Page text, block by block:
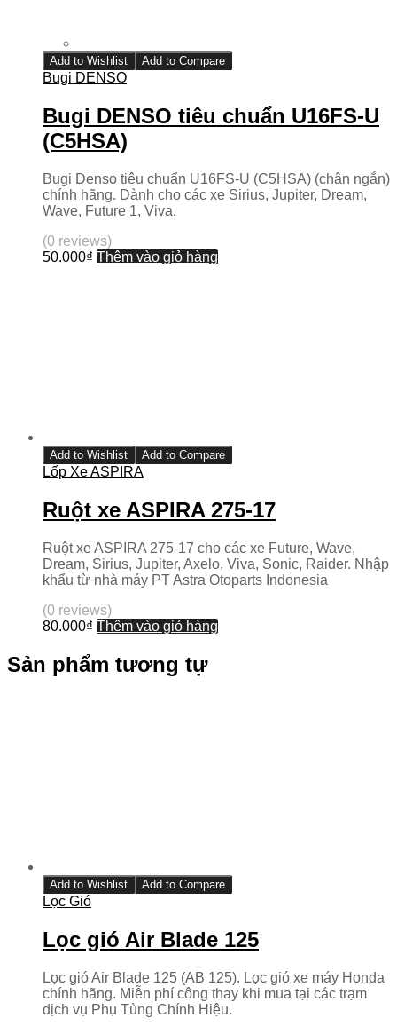
Add to Wishlist Add to Compare
Bugi DENSO
Bugi DENSO tiêu chuẩn U16FS-U
(C5HSA)
Bugi Denso tiêu chuẩn U16FS-U (C5HSA) (chân ngắn)
chính hãng. Dành cho các xe Sirius, Jupiter, Dream,
Wave, Future 1, Viva.
(0 reviews)
50.000₫ Thêm vào giỏ hàng
Add to Wishlist Add to Compare
Lốp Xe ASPIRA
Ruột xe ASPIRA 275-17
Ruột xe ASPIRA 275-17 cho các xe Future, Wave,
Dream, Sirius, Jupiter, Axelo, Viva, Sonic, Raider. Nhập
khẩu từ nhà máy PT Astra Otoparts Indonesia
(0 reviews)
80.000₫ Thêm vào giỏ hàng
Sản phẩm tương tự
Add to Wishlist Add to Compare
Lọc Gió
Lọc gió Air Blade 125
Lọc gió Air Blade 125 (AB 125). Lọc gió xe máy Honda
chính hãng. Miễn phí công thay khi mua tại các trạm
dịch vụ Phụ Tùng Chính Hiệu.